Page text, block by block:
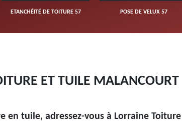
ETANCHÉITÉ DE TOITURE 57 POSE DE VELUX 57
ET TUILE MALANCOURT
en tuile, adressez-vous à Lorraine Toiture